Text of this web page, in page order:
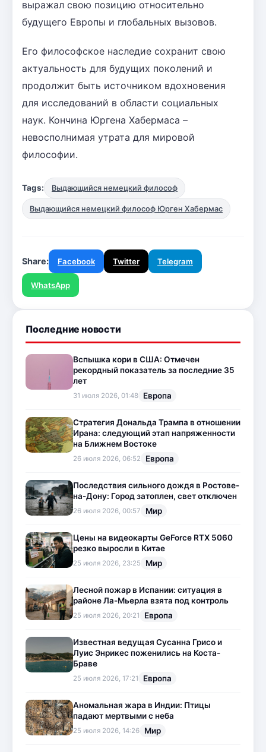
выражал свою позицию относительно
будущего Европы и глобальных вызовов.
Его философское наследие сохранит свою
актуальность для будущих поколений и
продолжит быть источником вдохновения
для исследований в области социальных
наук. Кончина Юргена Хабермаса –
невосполнимая утрата для мировой
философии.
Tags: Выдающийся немецкий философ
Выдающийся немецкий философ Юрген Хабермас
Share: Facebook Twitter Telegram
WhatsApp
Последние новости
Вспышка кори в США: Отмечен
рекордный показатель за последние 35
лет
31 июля 2026, 01:48 Европа
Стратегия Дональда Трампа в отношении
Ирана: следующий этап напряженности
на Ближнем Востоке
26 июля 2026, 06:52 Европа
Последствия сильного дождя в Ростове-
на-Дону: Город затоплен, свет отключен
26 июля 2026, 00:57 Мир
Цены на видеокарты GeForce RTX 5060
резко выросли в Китае
25 июля 2026, 23:25 Мир
Лесной пожар в Испании: ситуация в
районе Ла-Мьерла взята под контроль
25 июля 2026, 20:21 Европа
Известная ведущая Сусанна Грисо и
Луис Энрикес поженились на Коста-
Браве
25 июля 2026, 17:21 Европа
Аномальная жара в Индии: Птицы
падают мертвыми с неба
25 июля 2026, 14:26 Мир